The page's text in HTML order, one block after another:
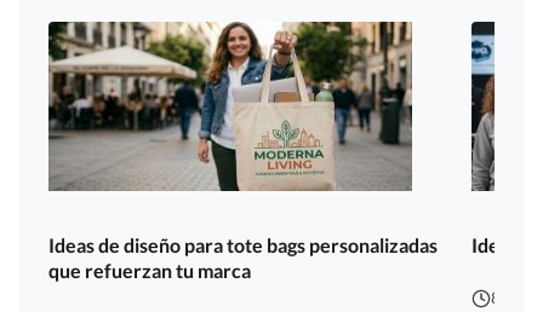
Ideas de diseño para tote bags personalizadas
que refuerzan tu marca
Ideas
8 min